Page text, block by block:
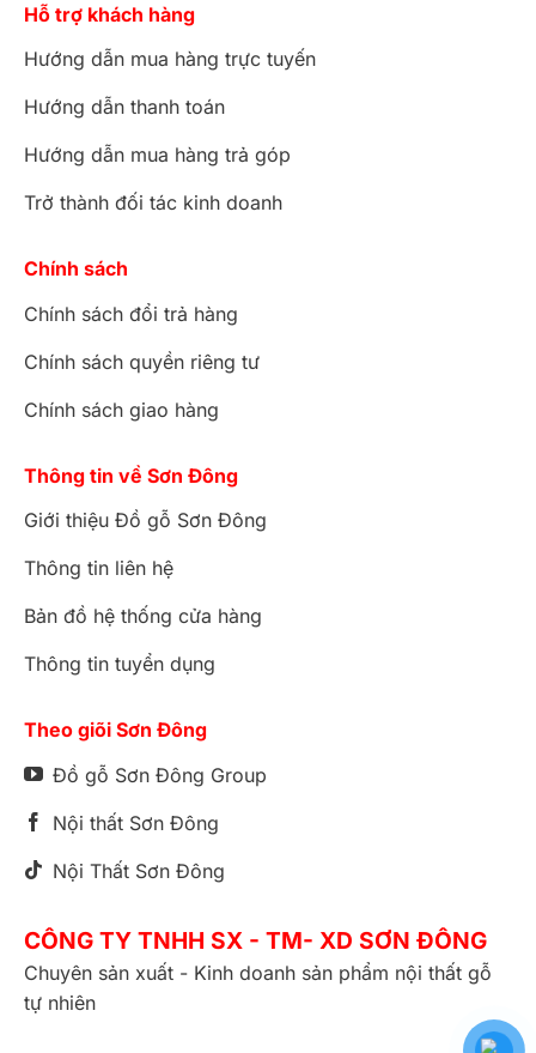
Hỗ trợ khách hàng
Hướng dẫn mua hàng trực tuyến
Hướng dẫn thanh toán
Hướng dẫn mua hàng trả góp
Trở thành đối tác kinh doanh
Chính sách
Chính sách đổi trả hàng
Chính sách quyền riêng tư
Chính sách giao hàng
Thông tin về Sơn Đông
Giới thiệu Đồ gỗ Sơn Đông
Thông tin liên hệ
Bản đồ hệ thống cửa hàng
Thông tin tuyển dụng
Theo giõi Sơn Đông
Đồ gỗ Sơn Đông Group
Nội thất Sơn Đông
Nội Thất Sơn Đông
CÔNG TY TNHH SX - TM- XD SƠN ĐÔNG
Chuyên sản xuất - Kinh doanh sản phẩm nội thất gỗ
tự nhiên